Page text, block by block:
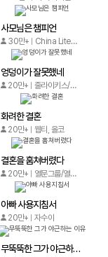
사모님은 챔피언
30만+ China Literature
엉덩이가 잘못했네
20만+ 줄라이키스/자몽사이다
화려한 결혼
20만+ 웹티, 올코
결혼을 훔쳐버렸다
20만+ 열문그룹/열문그룹
아빠 사용지침서
20만+ 자수야
무뚝뚝한 그가 야근하는 이유